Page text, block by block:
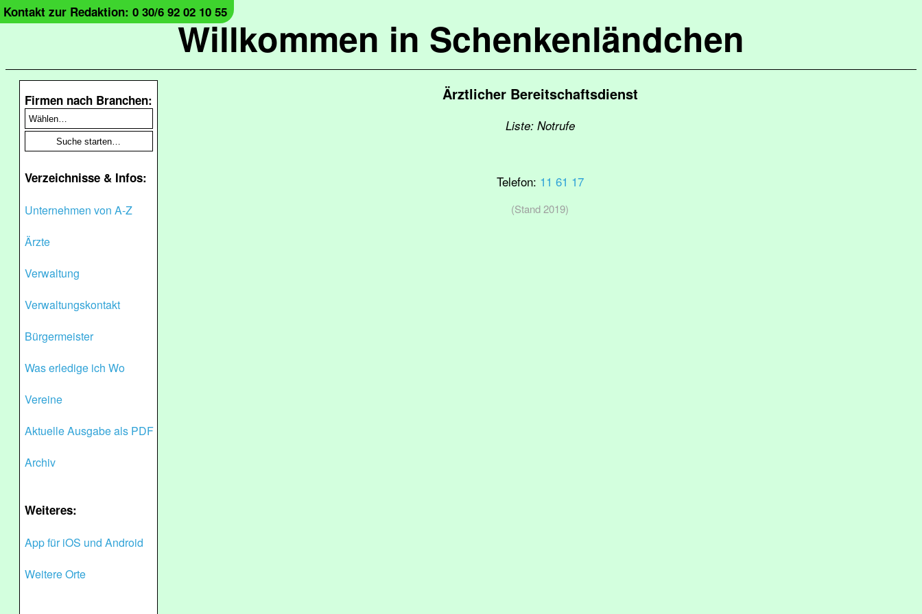
Willkommen in Schenkenländchen
Kontakt zur Redaktion: 0 30/6 92 02 10 55
Firmen nach Branchen:
Verzeichnisse & Infos:
Unternehmen von A-Z
Ärzte
Verwaltung
Verwaltungskontakt
Bürgermeister
Was erledige ich Wo
Vereine
Aktuelle Ausgabe als PDF
Archiv
Weiteres:
App für iOS und Android
Weitere Orte
Ärztlicher Bereitschaftsdienst
Liste: Notrufe
Telefon: 11 61 17
(Stand 2019)